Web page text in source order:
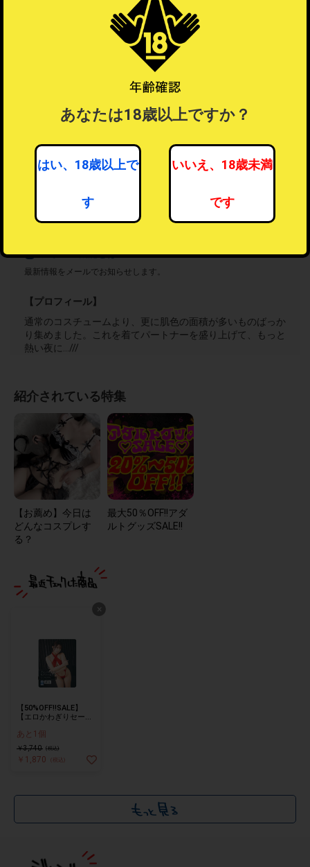
7人がフォロー中
フォローする
？ フォロー機能とは？
最新情報をメールでお知らせします。
【プロフィール】
通常のコスチュームより、更に肌色の面積が多いものばっか
り集めました。これを着てパートナーを盛り上げて、もっと
熱い夜に…///
紹介されている特集
【お薦め】今日は
どんなコスプレす
る？
最大50％OFF!!アダ
ルトグッズSALE!!
×
【50%OFF!!SALE】
【エロかわぎりセー
クシービキニ
あと1個
￥3,740 (税込)
￥1,870 (税込)
あなたは18歳以上ですか？
はい、18歳以上で
す
いいえ、18歳未満
です